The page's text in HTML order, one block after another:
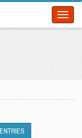
ENTRIES